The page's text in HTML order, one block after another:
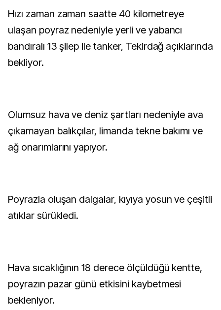
Hızı zaman zaman saatte 40 kilometreye
ulaşan poyraz nedeniyle yerli ve yabancı
bandıralı 13 şilep ile tanker, Tekirdağ açıklarında
bekliyor.
Olumsuz hava ve deniz şartları nedeniyle ava
çıkamayan balıkçılar, limanda tekne bakımı ve
ağ onarımlarını yapıyor.
Poyrazla oluşan dalgalar, kıyıya yosun ve çeşitli
atıklar sürükledi.
Hava sıcaklığının 18 derece ölçüldüğü kentte,
poyrazın pazar günü etkisini kaybetmesi
bekleniyor.